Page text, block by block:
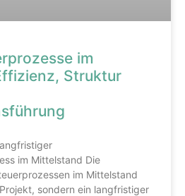
im
Struktur
im Mittelstand Die
im Mittelstand
sondern ein langfristiger